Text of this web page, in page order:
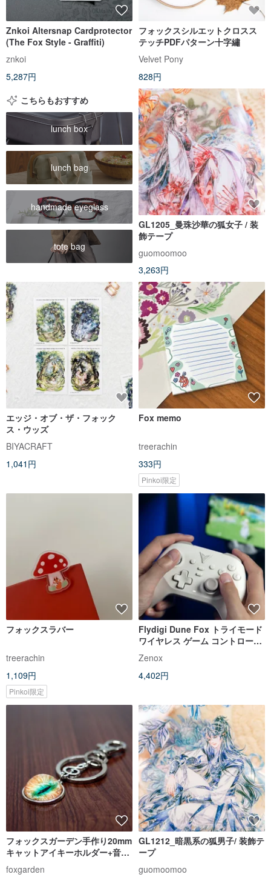
Znkoi Altersnap Cardprotector
(The Fox Style - Graffiti)
znkoi
5,287円
フォックスシルエットクロスス
テッチPDFパターン十字繡
Velvet Pony
828円
こちらもおすすめ
lunch box
lunch bag
handmade eyeglass
tote bag
GL1205_曼珠沙華の狐女子 / 装
飾テープ
guomoomoo
3,263円
エッジ・オブ・ザ・フォック
ス・ウッズ
BIYACRAFT
1,041円
Fox memo
treerachin
333円
Pinkoi限定
フォックスラバー
treerachin
1,109円
Pinkoi限定
Flydigi Dune Fox トライモード
ワイヤレス ゲーム コントローラ
ー
Zenox
4,402円
フォックスガーデン手作り20mm
キャットアイキーホルダー+音符
チャーム
foxgarden
GL1212_暗黒系の狐男子/ 装飾テ
ープ
guomoomoo